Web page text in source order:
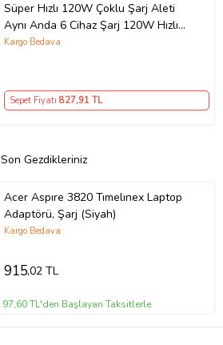
Süper Hızlı 120W Çoklu Şarj Aleti
Aynı Anda 6 Cihaz Şarj 120W Hızlı
Şarj İstasyonu Çoklu USB & Type-C
Kargo Bedava
Sepet Fiyatı 827,91 TL
Son Gezdikleriniz
Acer Aspıre 3820 Tımelınex Laptop
Adaptörü, Şarj (Siyah)
Kargo Bedava
915,02 TL
97,60 TL'den Başlayan Taksitlerle